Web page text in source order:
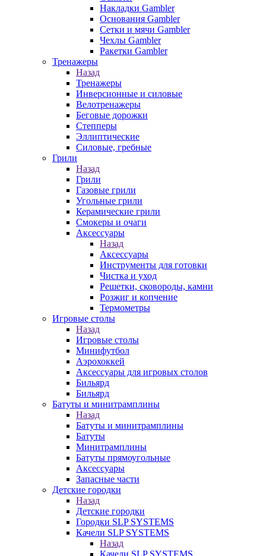
Накладки Gambler
Основания Gambler
Сетки и мячи Gambler
Чехлы Gambler
Ракетки Gambler
Тренажеры
Назад
Тренажеры
Инверсионные и силовые
Велотренажеры
Беговые дорожки
Степперы
Эллиптические
Силовые, гребные
Грили
Назад
Грили
Газовые грили
Угольные грили
Керамические грили
Смокеры и очаги
Аксессуары
Назад
Аксессуары
Инструменты для готовки
Чистка и уход
Решетки, сковороды, камни
Розжиг и копчение
Термометры
Игровые столы
Назад
Игровые столы
Минифутбол
Аэрохоккей
Аксессуары для игровых столов
Бильяpд
Бильяpд
Батуты и минитрамплины
Назад
Батуты и минитрамплины
Батуты
Минитрамплины
Батуты прямоугольные
Аксессуары
Запасные части
Детские городки
Назад
Детские городки
Городки SLP SYSTEMS
Качели SLP SYSTEMS
Назад
Качели SLP SYSTEMS